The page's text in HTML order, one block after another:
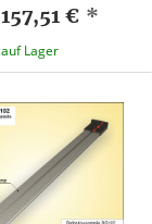
157,51 € *
auf Lager